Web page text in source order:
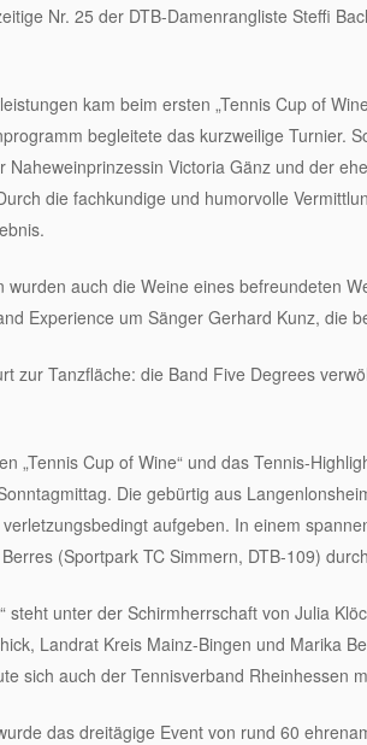
Nr. 25 der DTB-Damenrangliste Steffi
kam beim ersten „Tennis Cup of
begleitete das kurzweilige Turnier.
Naheweinprinzessin Victoria Gänz und der
die fachkundige und humorvolle
wurden auch die Weine eines befreundeten
Experience um Sänger Gerhard Kunz, die
zur Tanzfläche: die Band Five Degrees
„Tennis Cup of Wine“ und das Tennis-
Die gebürtig aus
aufgeben. In einem
(Sportpark TC Simmern, DTB-109)
steht unter der Schirmherrschaft von Julia
Landrat Kreis Mainz-Bingen und Marika
sich auch der Tennisverband Rheinhessen
das dreitägige Event von rund 60